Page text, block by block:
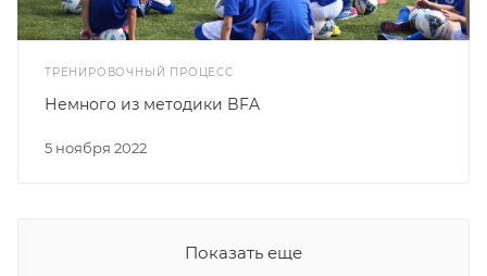
ТРЕНИРОВОЧНЫЙ ПРОЦЕСС
5 ноября 2022
Немного из методики BFA
Показать еще